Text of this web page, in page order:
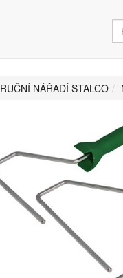
RUČNÍ NÁŘADÍ STALCO